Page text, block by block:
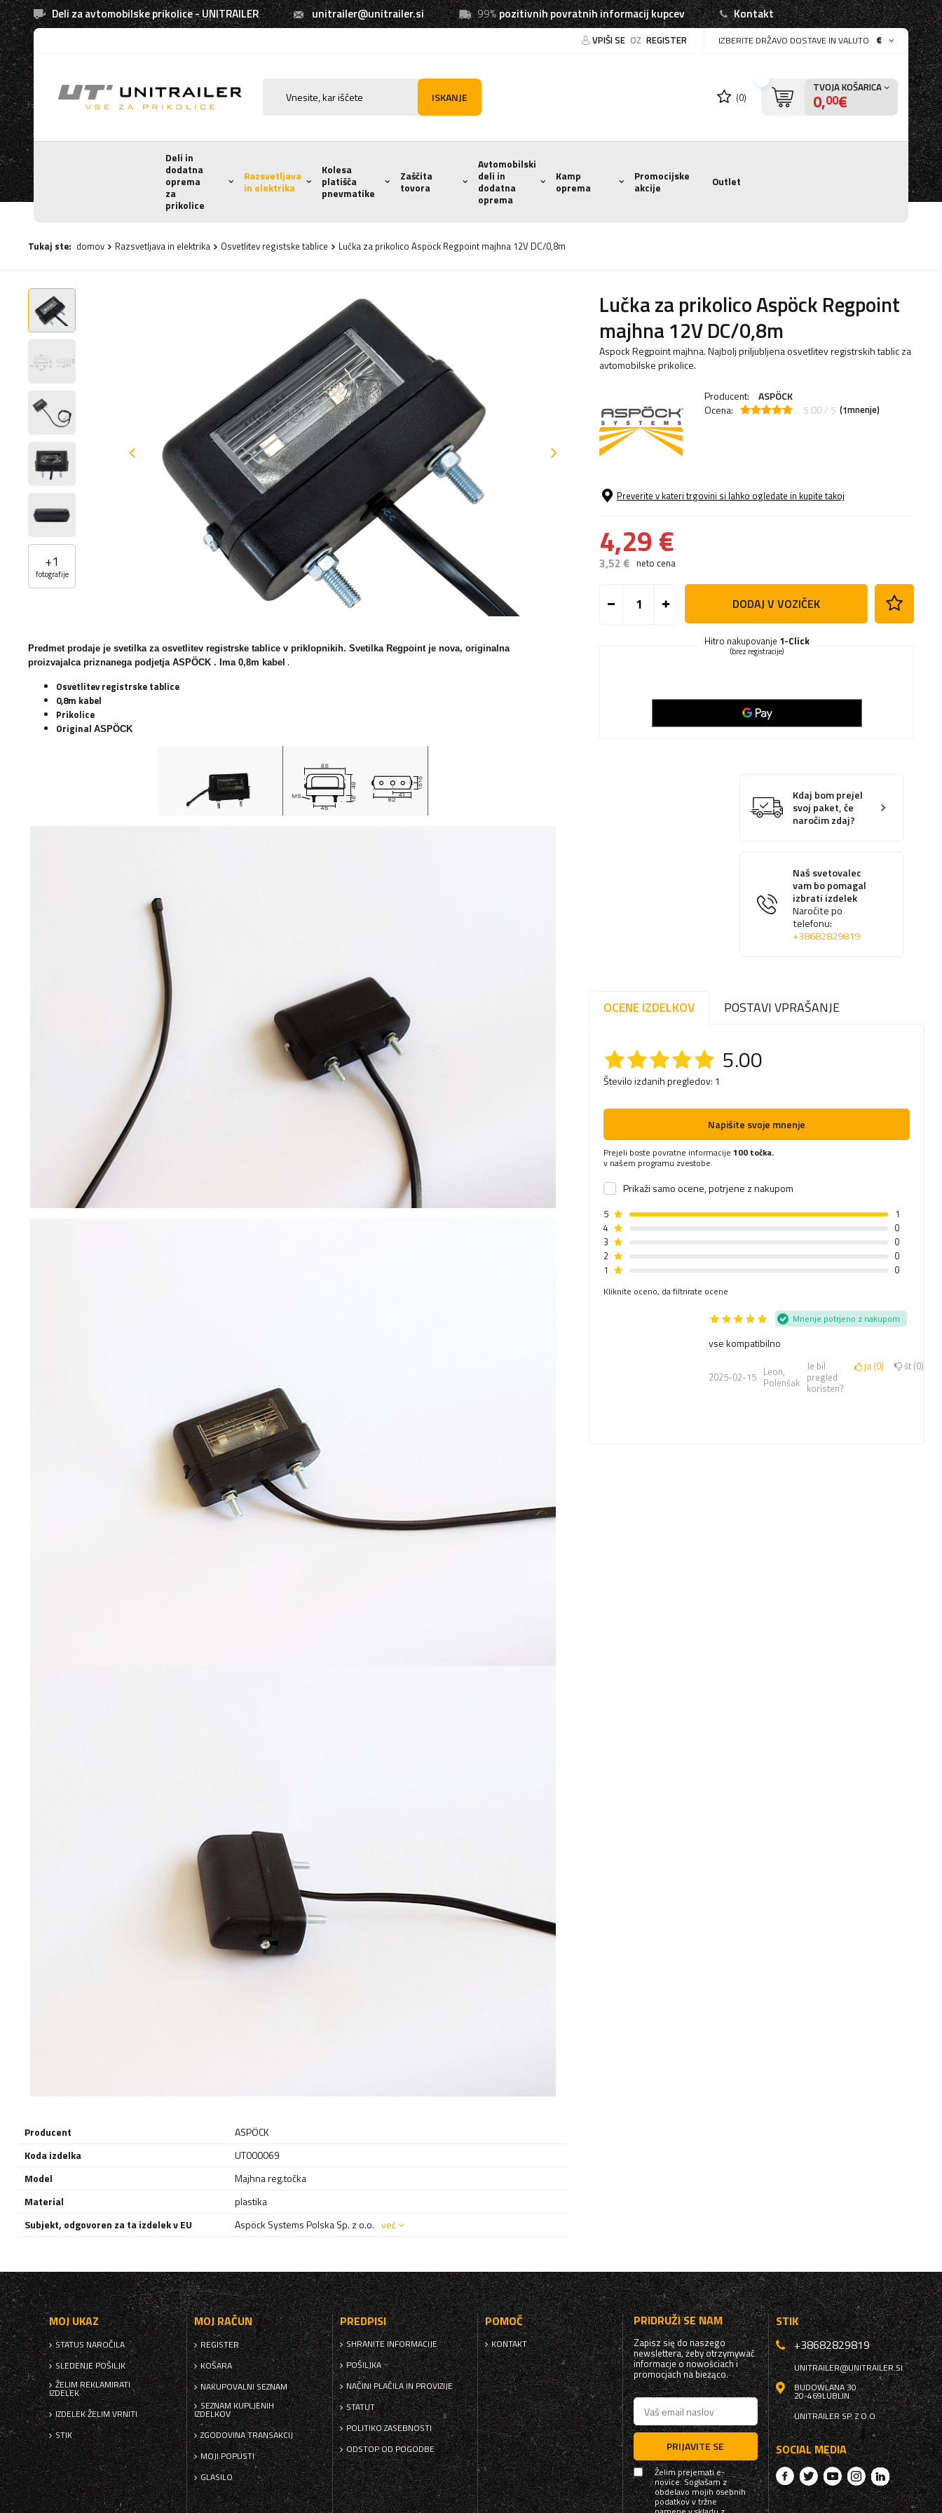
Deli za avtomobilske prikolice - UNITRAILER unitrailer@unitrailer.si 99%pozitivnih povratnih informacij kupcev Kontakt
VPIŠI SE OZ REGISTER IZBERITE DRŽAVO DOSTAVE IN VALUTO €
ISKANJE (0)
TVOJA KOŠARICA
0,00€
Deli in
dodatna
oprema
za
prikolice
Razsvetljava
in elektrika
Kolesa
platišča
pnevmatike
Zaščita
tovora
Avtomobilski
deli in
dodatna
oprema
Kamp
oprema
Promocijske
akcije
Outlet
Tukaj ste: domov Razsvetljava in elektrika Osvetlitev registske tablice Lučka za prikolico Aspöck Regpoint majhna 12V DC/0,8m
+1
fotografije
Lučka za prikolico Aspöck Regpoint
majhna 12V DC/0,8m
Aspock Regpoint majhna. Najbolj priljubljena osvetlitev registrskih tablic za
avtomobilske prikolice.
Producent:
ASPÖCK
Ocena:
5.00 / 5 (1mnenje)
Preverite v kateri trgovini si lahko ogledate in kupite takoj
4,29 €
3,52 € neto cena
DODAJ V VOZIČEK
Hitro nakupovanje 1-Click
(brez registracije)
Kdaj bom prejel
svoj paket, če
naročim zdaj?
Naš svetovalec
vam bo pomagal
izbrati izdelek
Naročite po
telefonu:
+38682829819
OCENE IZDELKOV POSTAVI VPRAŠANJE
5.00
Število izdanih pregledov: 1
Napišite svoje mnenje
Prejeli boste povratne informacije100 točka.
v našem programu zvestobe.
Prikaži samo ocene, potrjene z nakupom
5
1
4
0
3
0
2
0
1
0
Kliknite oceno, da filtrirate ocene
Mnenje potrjeno z nakupom
vse kompatibilno
2025-02-15 Leon,
Polenšak
Je bil
pregled
koristen?
ja 0 št 0
Predmet prodaje je svetilka za osvetlitev registrske tablice v priklopnikih. Svetilka Regpoint je nova, originalna
proizvajalca priznanega podjetja ASPÖCK . Ima 0,8m kabel .
Osvetlitev registrske tablice
0,8m kabel
Prikolice
Original ASPÖCK
Producent
ASPÖCK
Koda izdelka
UT000069
Model
Majhna reg.točka
Material
plastika
Subjekt, odgovoren za ta izdelek v EU
Aspöck Systems Polska Sp. z o.o. več
MOJ UKAZ
STATUS NAROČILA
SLEDENJE POŠILJK
ŽELIM REKLAMIRATI
IZDELEK
IZDELEK ŽELIM VRNITI
STIK
MOJ RAČUN
REGISTER
KOŠARA
NAKUPOVALNI SEZNAM
SEZNAM KUPLJENIH
IZDELKOV
ZGODOVINA TRANSAKCIJ
MOJI POPUSTI
GLASILO
PREDPISI
SHRANITE INFORMACIJE
POŠILJKA
NAČINI PLAČILA IN PROVIZIJE
STATUT
POLITIKO ZASEBNOSTI
ODSTOP OD POGODBE
POMOČ
KONTAKT
PRIDRUŽI SE NAM
Zapisz się do naszego
newslettera, żeby otrzymywać
informacje o nowościach i
promocjach na bieżąco.
PRIJAVITE SE
Želim prejemati e-
novice. Soglašam z
obdelavo mojih osebnih
podatkov v tržne
STIK
+38682829819
UNITRAILER@UNITRAILER.SI
BUDOWLANA 30
20-469LUBLIN
UNITRAILER SP. Z O.O.
SOCIAL MEDIA